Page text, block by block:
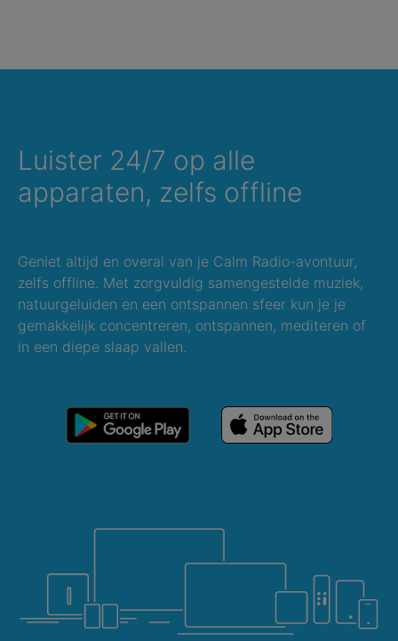
Luister 24/7 op alle
apparaten, zelfs offline
Geniet altijd en overal van je Calm Radio-avontuur,
zelfs offline. Met zorgvuldig samengestelde muziek,
natuurgeluiden en een ontspannen sfeer kun je je
gemakkelijk concentreren, ontspannen, mediteren of
in een diepe slaap vallen.